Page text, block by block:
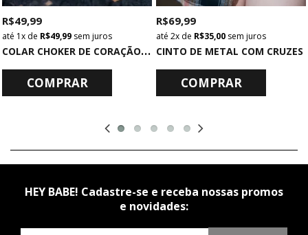
C
OLAR CHOKER DE CORAÇÃO PRATA
R$ 49,99
1x de R$ 49,99 sem juros
COMPRAR
CINTO DE METAL COM CRUZES
R$ 69,99
2x de R$ 35,00 sem juros
COMPRAR
HEY BABE! Cadastre-se e receba nossas promos
e novidades: